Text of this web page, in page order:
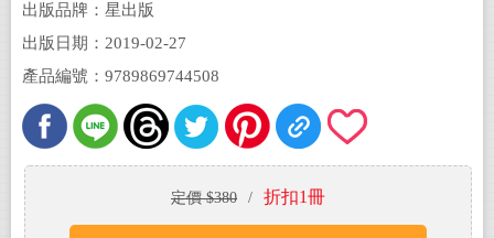
出版品牌：星出版
出版日期：2019-02-27
產品編號：9789869744508
定價 $380 / 折扣1冊